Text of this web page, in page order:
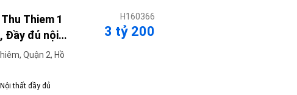
Thiem 1
Đầy đủ nội
Quận 2, Hồ
Nội thất đầy đủ
H160366
3 tỷ 200